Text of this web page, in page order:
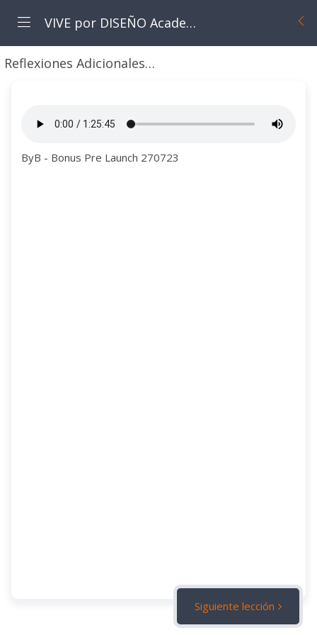
VIVE por DISEÑO Academy
Reflexiones Adicionales
ByB - Bonus Pre Launch 270723
Siguiente lección